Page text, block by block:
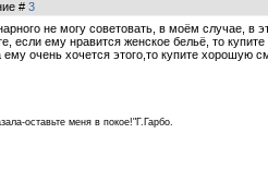
# 3
не могу советовать, в моём случае,
если ему нравится женское бельё, то
очень хочется этого,то купите хорошую
оставьте меня в покое!"Г.Гарбо.